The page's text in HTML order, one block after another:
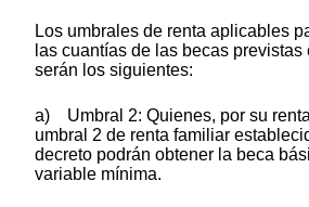
Los umbrales de renta aplicables
las cuantías de las becas previstas
serán los siguientes:
a) Umbral 2: Quienes, por su
umbral 2 de renta familiar
decreto podrán obtener la beca
variable mínima.